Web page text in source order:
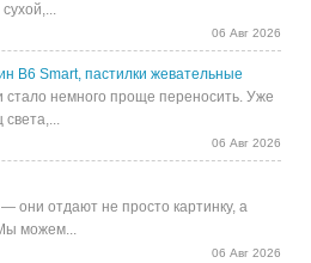
06 Авг 2026
В6 Smart, пастилки жевательные
стало немного проще переносить. Уже
света,...
06 Авг 2026
они отдают не просто картинку, а
можем...
06 Авг 2026